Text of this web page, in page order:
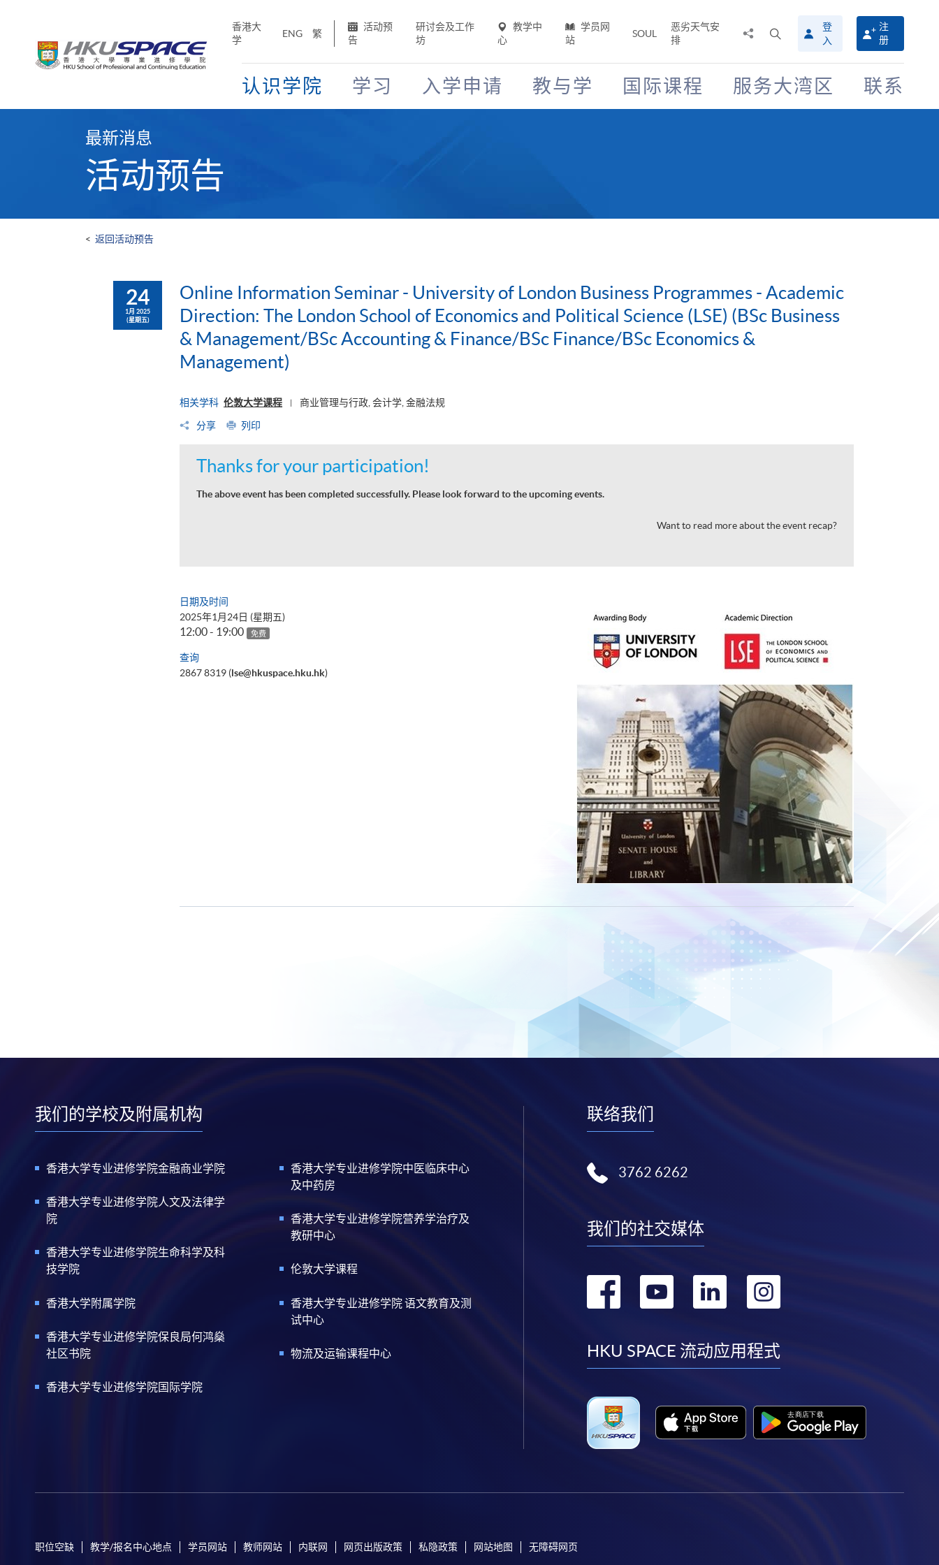
香港大
学
ENG 繁
活动预
告
研讨会及工作
坊
教学中
心
学员网
站
SOUL
恶劣天气安
排
搜
寻
介
面
登
入
注
册
认识学院 学习 入学申请 教与学 国际课程 服务大湾区 联系
最新消息
活动预告
< 返回活动预告
24
1月 2025
(星期五)
Online Information Seminar - University of London Business Programmes - Academic
Direction: The London School of Economics and Political Science (LSE) (BSc Business
& Management/BSc Accounting & Finance/BSc Finance/BSc Economics &
Management)
相关学科 伦敦大学课程 商业管理与行政, 会计学, 金融法规
分享 列印
Thanks for your participation!
The above event has been completed successfully. Please look forward to the upcoming events.
Want to read more about the event recap?
日期及时间
2025年1月24日 (星期五)
12:00 - 19:00 免费
查询
2867 8319 (lse@hkuspace.hku.hk)
我们的学校及附属机构
香港大学专业进修学院金融商业学院
香港大学专业进修学院人文及法律学
院
香港大学专业进修学院生命科学及科
技学院
香港大学附属学院
香港大学专业进修学院保良局何鸿燊
社区书院
香港大学专业进修学院国际学院
香港大学专业进修学院中医临床中心
及中药房
香港大学专业进修学院营养学治疗及
教研中心
伦敦大学课程
香港大学专业进修学院 语文教育及测
试中心
物流及运输课程中心
联络我们
3762 6262
我们的社交媒体
转
facebook
转
youtube
转
linkedin
转
instagram
HKU SPACE 流动应用程式
职位空缺 教学/报名中心地点 学员网站 教师网站 内联网 网页出版政策 私隐政策 网站地图 无障碍网页